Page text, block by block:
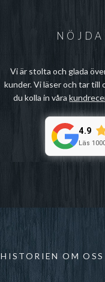
Vi är stolta och glada
kunder. Vi läser och tar till
du kolla in våra
4.9
Läs
HISTORIEN OM OSS